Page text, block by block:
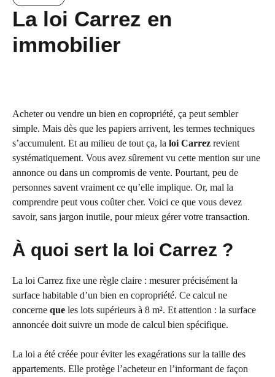
La loi Carrez en
immobilier
Acheter ou vendre un bien en copropriété, ça peut sembler
simple. Mais dès que les papiers arrivent, les termes techniques
s’accumulent. Et au milieu de tout ça, la loi Carrez revient
systématiquement. Vous avez sûrement vu cette mention sur une
annonce ou dans un compromis de vente. Pourtant, peu de
personnes savent vraiment ce qu’elle implique. Or, mal la
comprendre peut vous coûter cher. Voici ce que vous devez
savoir, sans jargon inutile, pour mieux gérer votre transaction.
À quoi sert la loi Carrez ?
La loi Carrez fixe une règle claire : mesurer précisément la
surface habitable d’un bien en copropriété. Ce calcul ne
concerne que les lots supérieurs à 8 m². Et attention : la surface
annoncée doit suivre un mode de calcul bien spécifique.
La loi a été créée pour éviter les exagérations sur la taille des
appartements. Elle protège l’acheteur en l’informant de façon